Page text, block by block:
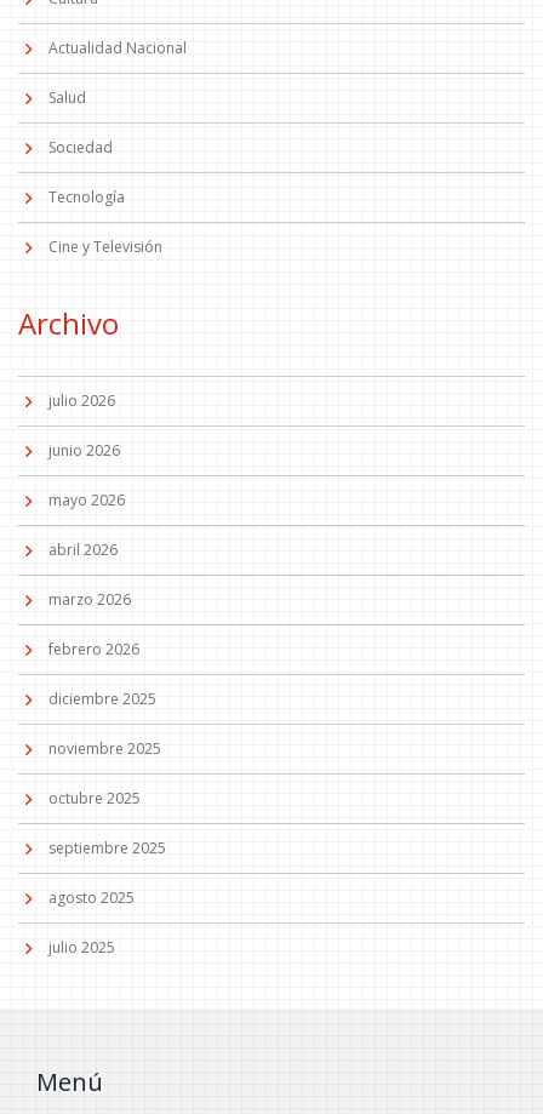
Actualidad Nacional
Salud
Sociedad
Tecnología
Cine y Televisión
Archivo
julio 2026
junio 2026
mayo 2026
abril 2026
marzo 2026
febrero 2026
diciembre 2025
noviembre 2025
octubre 2025
septiembre 2025
agosto 2025
julio 2025
Menú